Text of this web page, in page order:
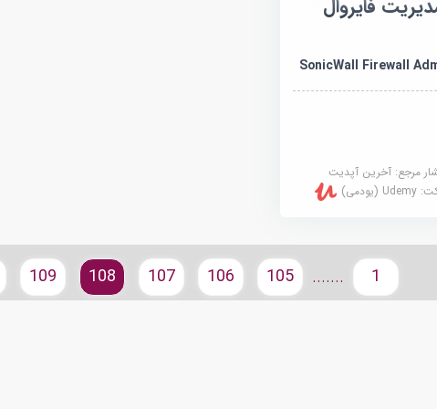
فایروال
SonicWall Firewall
مرجع: آخرین آپدیت
Udemy (یودمی)
1
.......
105
106
107
108
109